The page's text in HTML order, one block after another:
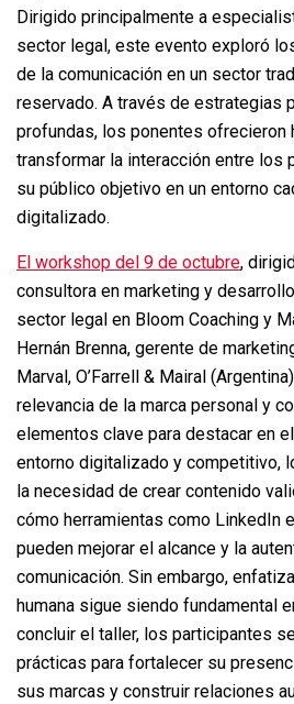
Dirigido principalmente a
sector legal, este evento exploró
de la comunicación en un sector
reservado. A través de estrategias
profundas, los ponentes ofrecieron
transformar la interacción entre los
su público objetivo en un entorno
digitalizado.
El workshop del 9 de octubre,
consultora en marketing y
sector legal en Bloom Coaching y
Hernán Brenna, gerente de
Marval, O’Farrell & Mairal
relevancia de la marca personal y
elementos clave para destacar en
entorno digitalizado y competitivo,
la necesidad de crear contenido
cómo herramientas como LinkedIn
pueden mejorar el alcance y la
comunicación. Sin embargo,
humana sigue siendo fundamental
concluir el taller, los participantes
prácticas para fortalecer su
sus marcas y construir relaciones